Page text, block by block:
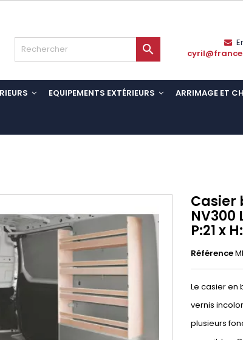

EQUIPEMENTS EXTÉRIEURS ARRIMAGE ET
Casier
NV300
P:21 x
Référence
Le casier en
vernis
plusieurs